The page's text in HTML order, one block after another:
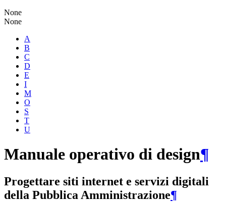
None
None
A
B
C
D
E
I
M
O
S
T
U
Manuale operativo di design¶
Progettare siti internet e servizi digitali
della Pubblica Amministrazione¶